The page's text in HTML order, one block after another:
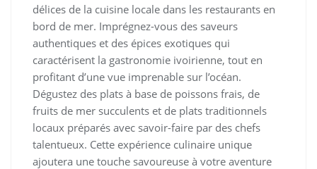
délices de la cuisine locale dans les restaurants en
bord de mer. Imprégnez-vous des saveurs
authentiques et des épices exotiques qui
caractérisent la gastronomie ivoirienne, tout en
profitant d’une vue imprenable sur l’océan.
Dégustez des plats à base de poissons frais, de
fruits de mer succulents et de plats traditionnels
locaux préparés avec savoir-faire par des chefs
talentueux. Cette expérience culinaire unique
ajoutera une touche savoureuse à votre aventure